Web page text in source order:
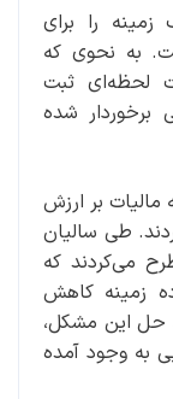
را برای
به نحوی که
لحظه‌ای ثبت
برخوردار شده
مالیات بر ارزش
می‌کردند. طی سالیان
می‌کردند که
زمینه کاهش
حل این مشکل،
به وجود آمده